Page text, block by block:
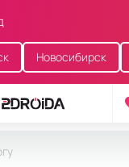
Новосибирск